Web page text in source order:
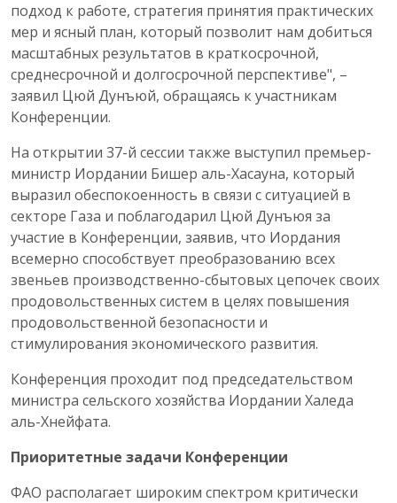
подход к работе, стратегия принятия практических
мер и ясный план, который позволит нам добиться
масштабных результатов в краткосрочной,
среднесрочной и долгосрочной перспективе", –
заявил Цюй Дунъюй, обращаясь к участникам
Конференции.
На открытии 37-й сессии также выступил премьер-
министр Иордании Бишер аль-Хасауна, который
выразил обеспокоенность в связи с ситуацией в
секторе Газа и поблагодарил Цюй Дунъюя за
участие в Конференции, заявив, что Иордания
всемерно способствует преобразованию всех
звеньев производственно-сбытовых цепочек своих
продовольственных систем в целях повышения
продовольственной безопасности и
стимулирования экономического развития.
Конференция проходит под председательством
министра сельского хозяйства Иордании Халеда
аль-Хнейфата.
Приоритетные задачи Конференции
ФАО располагает широким спектром критически